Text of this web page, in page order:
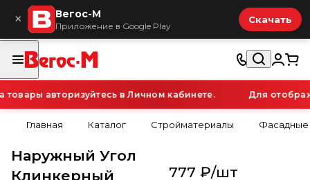
× Вегос-М
Приложение в Google Play
Скачать
авторизуйтесь в Личном кабинете. Для
Главная Каталог Стройматериалы Фасадные
Наружный Угол
Клинкерный
777 ₽/шт